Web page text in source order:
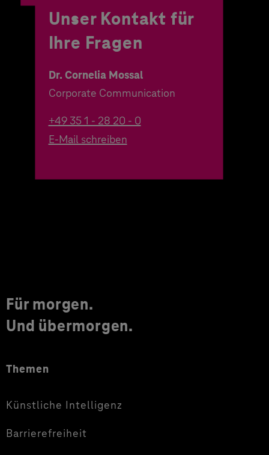
Unser Kontakt für
Ihre Fragen
Dr. Cornelia Mossal
Corporate Communication
+49 35 1 - 28 20 - 0
E-Mail schreiben
Für morgen.
Und übermorgen.
Themen
Künstliche Intelligenz
Barrierefreiheit